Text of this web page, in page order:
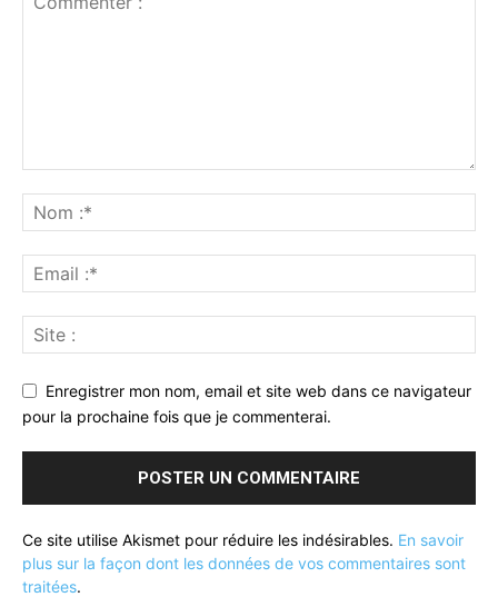
Enregistrer mon nom, email et site web dans ce navigateur
pour la prochaine fois que je commenterai.
Ce site utilise Akismet pour réduire les indésirables. En savoir
plus sur la façon dont les données de vos commentaires sont
traitées.